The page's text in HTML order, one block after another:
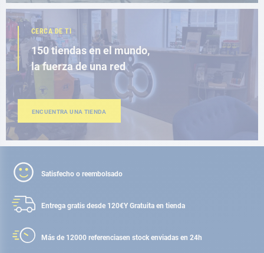
CERCA DE TI
150 tiendas en el mundo,
la fuerza de una red
ENCUENTRA UNA TIENDA
Satisfecho o reembolsado
Entrega gratis desde 120€Y Gratuita en tienda
Más de 12000 referenciasen stock enviadas en 24h